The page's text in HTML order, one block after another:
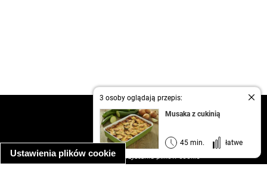
Ustawienia plików cookie
3 osoby oglądają przepis:
Musaka z cukinią
45 min. łatwe
kontakt
regulamin
informacja o prywatności
informacja o wykorzystaniu plików cookie